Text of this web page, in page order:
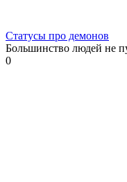
Статусы про демонов
Большинство людей не
0